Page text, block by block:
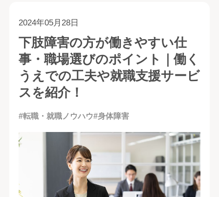
2024年05月28日
下肢障害の方が働きやすい仕
事・職場選びのポイント｜働く
うえでの工夫や就職支援サービ
スを紹介！
#転職・就職ノウハウ#身体障害